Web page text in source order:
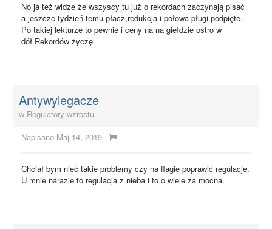
No ja też widze że wszyscy tu już o rekordach zaczynają pisać
a jeszcze tydzień temu płacz,redukcja i połowa pługi podpięte.
Po takiej lekturze to pewnie i ceny na na giełdzie ostro w
dół.Rekordów życzę
Antywylegacze
w Regulatory wzrostu
Napisano Maj 14, 2019 ·
Chciał bym nieć takie problemy czy na flagie poprawić regulacje.
U mnie narazie to regulacja z nieba i to o wiele za mocna.